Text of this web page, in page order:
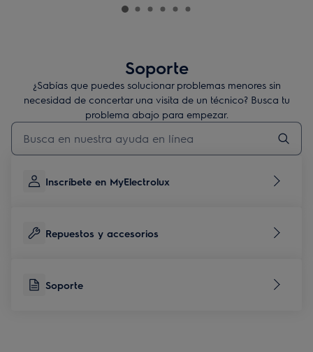
Soporte
¿Sabías que puedes solucionar problemas menores sin
necesidad de concertar una visita de un técnico? Busca tu
problema abajo para empezar.
Escribe para buscar un artículo de soporte
Inscríbete en MyElectrolux
Repuestos y accesorios
Soporte